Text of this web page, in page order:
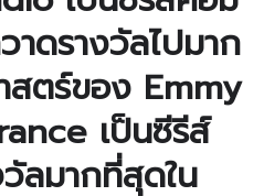
ดรางวัลไปมาก
สตร์ของ Emmy
เป็นซีรีส์
ลมากที่สุดใน